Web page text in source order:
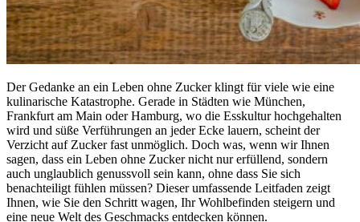
Der Gedanke an ein Leben ohne Zucker klingt für viele wie eine
kulinarische Katastrophe. Gerade in Städten wie München,
Frankfurt am Main oder Hamburg, wo die Esskultur hochgehalten
wird und süße Verführungen an jeder Ecke lauern, scheint der
Verzicht auf Zucker fast unmöglich. Doch was, wenn wir Ihnen
sagen, dass ein Leben ohne Zucker nicht nur erfüllend, sondern
auch unglaublich genussvoll sein kann, ohne dass Sie sich
benachteiligt fühlen müssen? Dieser umfassende Leitfaden zeigt
Ihnen, wie Sie den Schritt wagen, Ihr Wohlbefinden steigern und
eine neue Welt des Geschmacks entdecken können.